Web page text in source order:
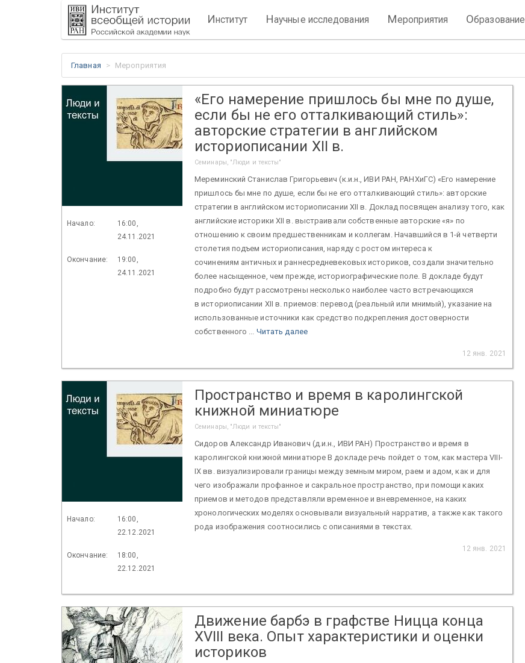
Институт Научные исследования Мероприятия Образование
Главная Мероприятия
Начало:
16:00,
24.11.2021
Окончание:
19:00,
24.11.2021
«Его намерение пришлось бы мне по душе,
если бы не его отталкивающий стиль»:
авторские стратегии в английском
историописании XII в.
Семинары, "Люди и тексты"
Мереминский Станислав Григорьевич (к.и.н., ИВИ РАН, РАНХиГС) «Его намерение
пришлось бы мне по душе, если бы не его отталкивающий стиль»: авторские
стратегии в английском историописании XII в. Доклад посвящен анализу того, как
английские историки XII в. выстраивали собственные авторские «я» по
отношению к своим предшественникам и коллегам. Начавшийся в 1-й четверти
столетия подъем историописания, наряду с ростом интереса к
сочинениям античных и раннесредневековых историков, создали значительно
более насыщенное, чем прежде, историографические поле. В докладе будут
подробно будут рассмотрены несколько наиболее часто встречающихся
в историописании XII в. приемов: перевод (реальный или мнимый), указание на
использованные источники как средство подкрепления достоверности
собственного ... Читать далее
12 янв. 2021
Начало:
16:00,
22.12.2021
Окончание:
18:00,
22.12.2021
Пространство и время в каролингской
книжной миниатюре
Семинары, "Люди и тексты"
Сидоров Александр Иванович (д.и.н., ИВИ РАН) Пространство и время в
каролингской книжной миниатюре В докладе речь пойдет о том, как мастера VIII-
IX вв. визуализировали границы между земным миром, раем и адом, как и для
чего изображали профанное и сакральное пространство, при помощи каких
приемов и методов представляли временное и вневременное, на каких
хронологических моделях основывали визуальный нарратив, а также как такого
рода изображения соотносились с описаниями в текстах.
12 янв. 2021
Движение барбэ в графстве Ницца конца
XVIII века. Опыт характеристики и оценки
историков